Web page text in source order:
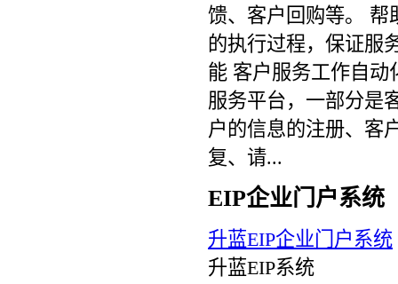
馈、客户回购等。 帮
的执行过程，保证服
能 客户服务工作自动
服务平台，一部分是
户的信息的注册、客
复、请...
EIP企业门户系统
升蓝EIP企业门户系统
升蓝EIP系统